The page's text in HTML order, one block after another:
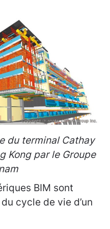
du terminal Cathay
Kong par le Groupe
BIM sont
cycle de vie d’un